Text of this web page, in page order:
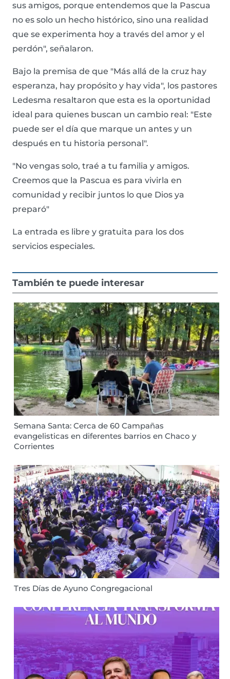
sus amigos, porque entendemos que la Pascua
no es solo un hecho histórico, sino una realidad
que se experimenta hoy a través del amor y el
perdón", señalaron.
Bajo la premisa de que "Más allá de la cruz hay
esperanza, hay propósito y hay vida", los pastores
Ledesma resaltaron que esta es la oportunidad
ideal para quienes buscan un cambio real: "Este
puede ser el día que marque un antes y un
después en tu historia personal".
"No vengas solo, traé a tu familia y amigos.
Creemos que la Pascua es para vivirla en
comunidad y recibir juntos lo que Dios ya
preparó"
La entrada es libre y gratuita para los dos
servicios especiales.
También te puede interesar
Semana Santa: Cerca de 60 Campañas
evangelisticas en diferentes barrios en Chaco y
Corrientes
Tres Días de Ayuno Congregacional